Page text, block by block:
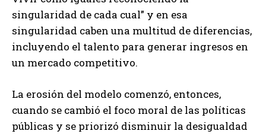
singularidad de cada cual” y en esa
singularidad caben una multitud de diferencias,
incluyendo el talento para generar ingresos en
un mercado competitivo.
La erosión del modelo comenzó, entonces,
cuando se cambió el foco moral de las políticas
públicas y se priorizó disminuir la desigualdad